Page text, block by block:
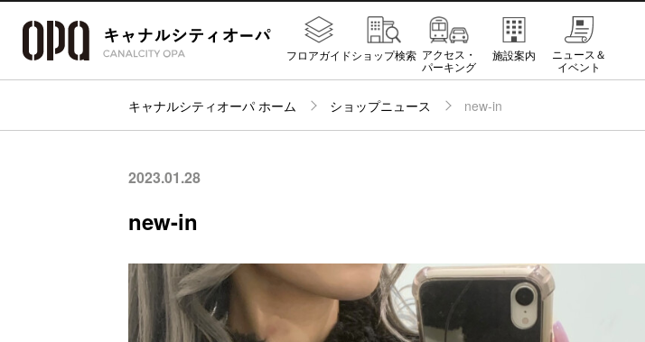
フロアガイドショップ検索 アクセス・
パーキング
施設案内
ニュース＆
イベント
キャナルシティオーパ ホーム ショップニュース new-in
2023.01.28
new-in